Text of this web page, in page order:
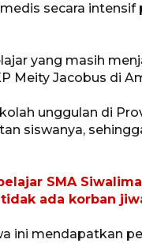
secara
yang masih
Meity Jacobus di
unggulan di
siswanya,
SMA
ada korban
ini mendapatkan